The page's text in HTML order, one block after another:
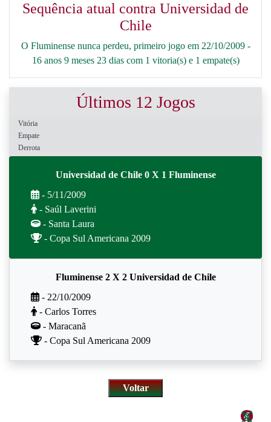
Sequência atual contra Universidad de
Chile
O Fluminense nunca perdeu, primeiro jogo em 22/10/2009 -
16 anos 9 meses 23 dias com 1 vitoria(s) e 1 empate(s)
Últimos 12 Jogos
Vitória
Empate
Derrota
Universidad de Chile 0 X 1 Fluminense
- 5/11/2009
- Saúl Laverini
- Santa Laura
- Copa Sul Americana 2009
Fluminense 2 X 2 Universidad de Chile
- 22/10/2009
- Carlos Torres
- Maracanã
- Copa Sul Americana 2009